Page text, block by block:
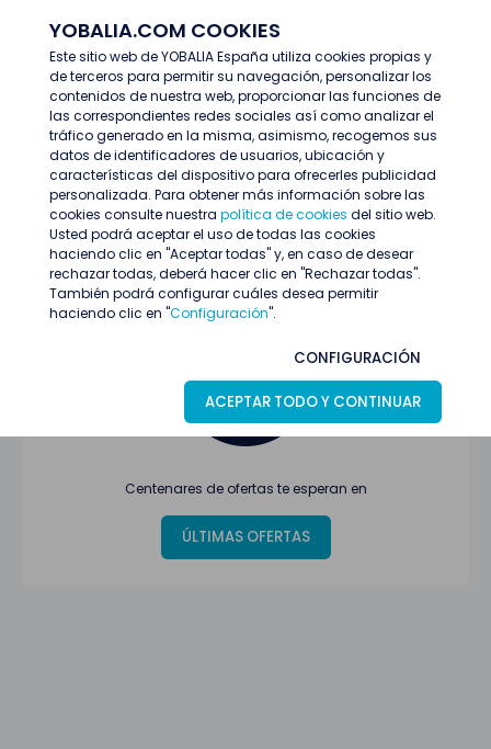
YOBALIA.COM COOKIES
Este sitio web de YOBALIA España utiliza cookies propias y
de terceros para permitir su navegación, personalizar los
contenidos de nuestra web, proporcionar las funciones de
las correspondientes redes sociales así como analizar el
tráfico generado en la misma, asimismo, recogemos sus
datos de identificadores de usuarios, ubicación y
características del dispositivo para ofrecerles publicidad
personalizada. Para obtener más información sobre las
cookies consulte nuestra política de cookies del sitio web.
Usted podrá aceptar el uso de todas las cookies
haciendo clic en "Aceptar todas" y, en caso de desear
rechazar todas, deberá hacer clic en "Rechazar todas".
También podrá configurar cuáles desea permitir
haciendo clic en "Configuración".
CONFIGURACIÓN
ACEPTAR TODO Y CONTINUAR
Últimas ofertas
Oferta no encontrada o ha finalizado su
proceso de selección
Centenares de ofertas te esperan en
ÚLTIMAS OFERTAS